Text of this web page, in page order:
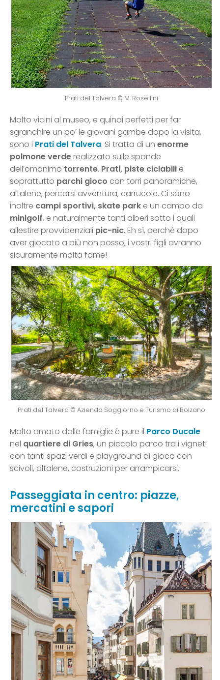
Prati del Talvera © M. Rosellini
Molto vicini al museo, e quindi perfetti per far
sgranchire un po’ le giovani gambe dopo la visita,
sono i Prati del Talvera. Si tratta di un enorme
polmone verderealizzato sulle sponde
dell’omonimo torrente. Prati, piste ciclabili e
soprattutto parchi gioco con torri panoramiche,
altalene, percorsi avventura, carrucole. Ci sono
inoltre campi sportivi, skate park e un campo da
minigolf, e naturalmente tanti alberi sotto i quali
allestire provvidenziali pic-nic. Eh sì, perché dopo
aver giocato a più non posso, i vostri figli avranno
sicuramente molta fame!
Prati del Talvera © Azienda Soggiorno e Turismo di Bolzano
Molto amato dalle famiglie è pure il Parco Ducale
nel quartiere di Gries, un piccolo parco tra i vigneti
con tanti spazi verdi e playground di gioco con
scivoli, altalene, costruzioni per arrampicarsi.
Passeggiata in centro: piazze,
mercatini e sapori